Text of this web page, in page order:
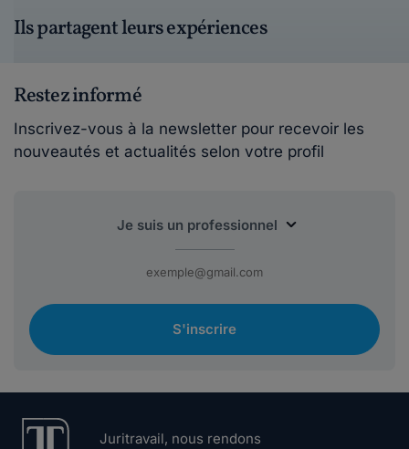
Ils partagent leurs expériences
Restez informé
Inscrivez-vous à la newsletter pour recevoir les
nouveautés et actualités selon votre profil
S'inscrire
Juritravail, nous rendons